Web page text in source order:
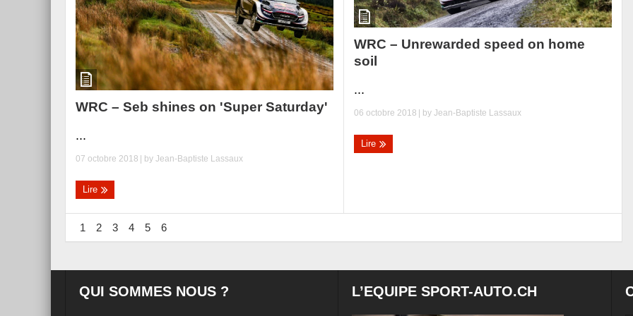
WRC – Seb shines on 'Super Saturday'
...
07 octobre 2018 | by Jean-Baptiste Lassaux
Lire
WRC – Unrewarded speed on home
soil
...
06 octobre 2018 | byJean-Baptiste Lassaux
Lire
1 2 3 4 5 6
QUI SOMMES NOUS ? L’EQUIPE SPORT-AUTO.CH